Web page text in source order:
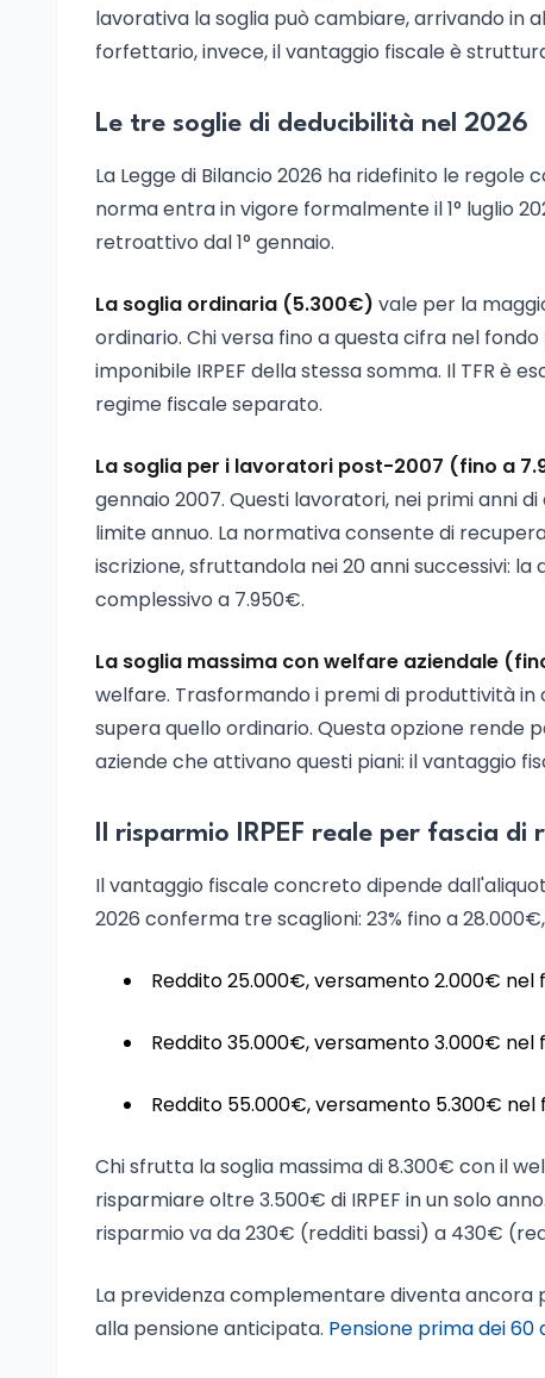
lavorativa la soglia può cambiare, arrivando in
forfettario, invece, il vantaggio fiscale è
Le tre soglie di deducibilità nel 2026
La Legge di Bilancio 2026 ha ridefinito le
norma entra in vigore formalmente il 1° luglio
retroattivo dal 1° gennaio.
La soglia ordinaria (5.300€) vale per la
ordinario. Chi versa fino a questa cifra nel
imponibile IRPEF della stessa somma. Il TFR è
regime fiscale separato.
La soglia per i lavoratori post-2007 (fino a
gennaio 2007. Questi lavoratori, nei primi anni
limite annuo. La normativa consente di
iscrizione, sfruttandola nei 20 anni successivi:
complessivo a 7.950€.
La soglia massima con welfare aziendale
welfare. Trasformando i premi di produttività
supera quello ordinario. Questa opzione
aziende che attivano questi piani: il vantaggio
Il risparmio IRPEF reale per fascia di
Il vantaggio fiscale concreto dipende
2026 conferma tre scaglioni: 23% fino a
Reddito 25.000€, versamento 2.000€ nel
Reddito 35.000€, versamento 3.000€ nel
Reddito 55.000€, versamento 5.300€ nel
Chi sfrutta la soglia massima di 8.300€ con il
risparmiare oltre 3.500€ di IRPEF in un solo
risparmio va da 230€ (redditi bassi) a 430€
La previdenza complementare diventa
alla pensione anticipata. Pensione prima dei 60